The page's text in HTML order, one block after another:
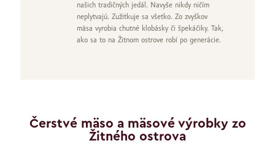
našich tradičných jedál. Navyše nikdy ničím
neplytvajú. Zužitkuje sa všetko. Zo zvyškov
mäsa vyrobia chutné klobásky či špekáčiky. Tak,
ako sa to na Žitnom ostrove robí po generácie.
Čerstvé mäso a mäsové výrobky zo
Žitného ostrova